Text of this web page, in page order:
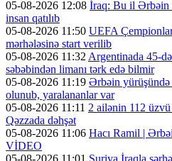
05-08-2026 12:08 İraq: Bu il Ərbəin
insan qatılıb
05-08-2026 11:50 UEFA
mərhələsinə start verilib
05-08-2026 11:32Argentinada 45-
səbəbindən limanı tərk edə bilmir
05-08-2026 11:19 Ərbəin yürüşündə
olunub, yaralananlar var
05-08-2026 11:11 2 ailənin 112
Qəzzada dəhşət
05-08-2026 11:06 Hacı Ramil |
VİDEO